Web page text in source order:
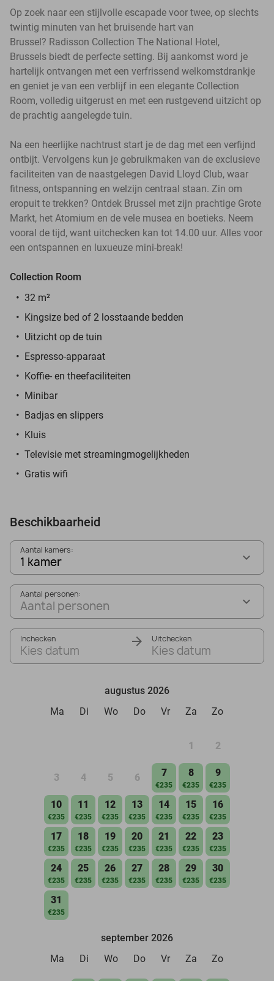
Op zoek naar een stijlvolle escapade voor twee, op slechts
twintig minuten van het bruisende hart van
Brussel? Radisson Collection The National Hotel,
Brussels biedt de perfecte setting. Bij aankomst word je
hartelijk ontvangen met een verfrissend welkomstdrankje
en geniet je van een verblijf in een elegante Collection
Room, volledig uitgerust en met een rustgevend uitzicht op
de prachtig aangelegde tuin.
Na een heerlijke nachtrust start je de dag met een verfijnd
ontbijt. Vervolgens kun je gebruikmaken van de exclusieve
faciliteiten van de naastgelegen David Lloyd Club, waar
fitness, ontspanning en welzijn centraal staan. Zin om
eropuit te trekken? Ontdek Brussel met zijn prachtige Grote
Markt, het Atomium en de vele musea en boetieks. Neem
vooral de tijd, want uitchecken kan tot 14.00 uur. Alles voor
een ontspannen en luxueuze mini-break!
Collection Room
32 m²
Kingsize bed of 2 losstaande bedden
Uitzicht op de tuin
Espresso-apparaat
Koffie- en theefaciliteiten
Minibar
Badjas en slippers
Kluis
Televisie met streamingmogelijkheden
Gratis wifi
Beschikbaarheid
Aantal kamers:
1 kamer
Aantal personen:
Aantal personen
Inchecken
Kies datum
Uitchecken
Kies datum
augustus 2026
Ma
Di Wo Do Vr Za Zo
1 2
3 4 5 6 7
€235
8
€235
9
€235
10
€235
11
€235
12
€235
13
€235
14
€235
15
€235
16
€235
17
€235
18
€235
19
€235
20
€235
21
€235
22
€235
23
€235
24
€235
25
€235
26
€235
27
€235
28
€235
29
€235
30
€235
31
€235
september 2026
Ma
Di Wo Do Vr Za Zo